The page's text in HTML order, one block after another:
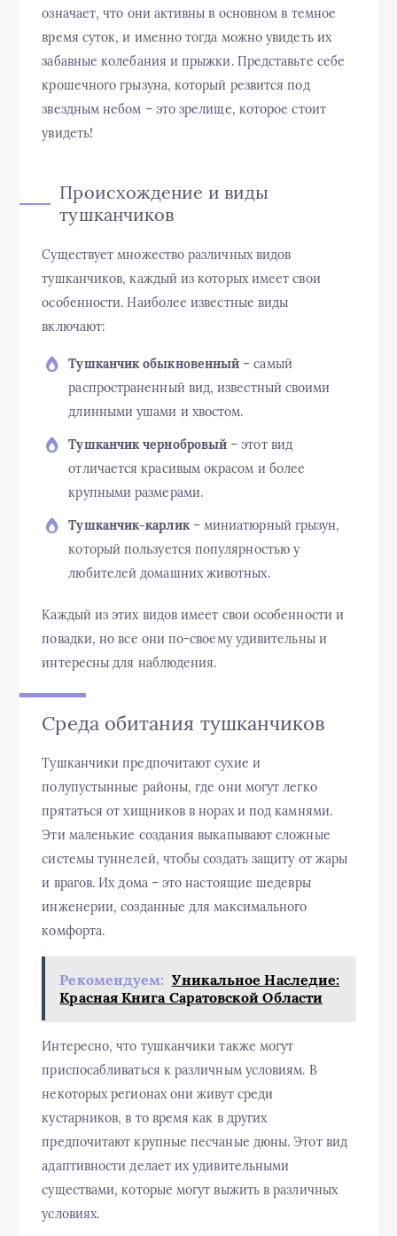
означает, что они активны в основном в темное
время суток, и именно тогда можно увидеть их
забавные колебания и прыжки. Представьте себе
крошечного грызуна, который резвится под
звездным небом – это зрелище, которое стоит
увидеть!
Происхождение и виды
тушканчиков
Существует множество различных видов
тушканчиков, каждый из которых имеет свои
особенности. Наиболее известные виды
включают:
Тушканчик обыкновенный – самый
распространенный вид, известный своими
длинными ушами и хвостом.
Тушканчик чернобровый – этот вид
отличается красивым окрасом и более
крупными размерами.
Тушканчик-карлик– миниатюрный грызун,
который пользуется популярностью у
любителей домашних животных.
Каждый из этих видов имеет свои особенности и
повадки, но все они по-своему удивительны и
интересны для наблюдения.
Среда обитания тушканчиков
Тушканчики предпочитают сухие и
полупустынные районы, где они могут легко
прятаться от хищников в норах и под камнями.
Эти маленькие создания выкапывают сложные
системы туннелей, чтобы создать защиту от жары
и врагов. Их дома – это настоящие шедевры
инженерии, созданные для максимального
комфорта.
Рекомендуем: Уникальное Наследие:
Красная Книга Саратовской Области
Интересно, что тушканчики также могут
приспосабливаться к различным условиям. В
некоторых регионах они живут среди
кустарников, в то время как в других
предпочитают крупные песчаные дюны. Этот вид
адаптивности делает их удивительными
существами, которые могут выжить в различных
условиях.